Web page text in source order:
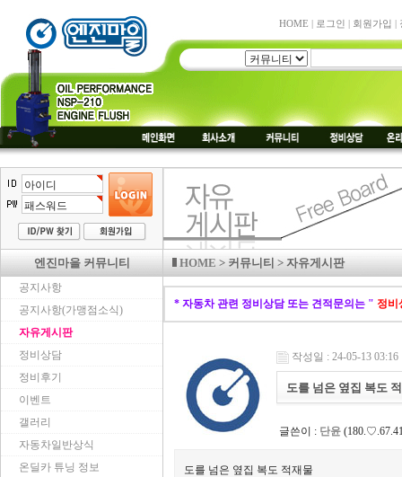
HOME 로그인 회원가입
엔진마을 커뮤니티
공지사항
공지사항(가맹점소식)
자유게시판
정비상담
정비후기
이벤트
갤러리
자동차일반상식
온딜카 튜닝 정보
HOME > 커뮤니티 > 자유게시판
* 자동차 관련 정비상담 또는 견적문의는 " 정비
작성일 : 24-05-13 03:16
도를 넘은 옆집 복도
글쓴이 : 단윤
도를 넘은 옆집 복도 적재물